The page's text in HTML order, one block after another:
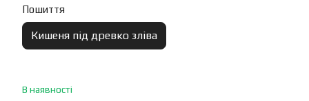
Пошиття
Кишеня під древко зліва
В наявності